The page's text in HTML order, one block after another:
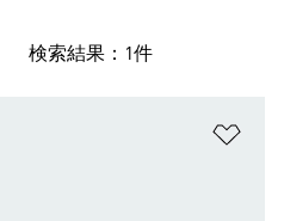
検索結果：1件